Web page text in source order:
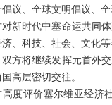
议、全球文明倡议、全
对新时代中塞命运共同
、科技、社会、文化
双方将继续发挥元首外
高层密切交往。
高度评价塞尔维亚经济